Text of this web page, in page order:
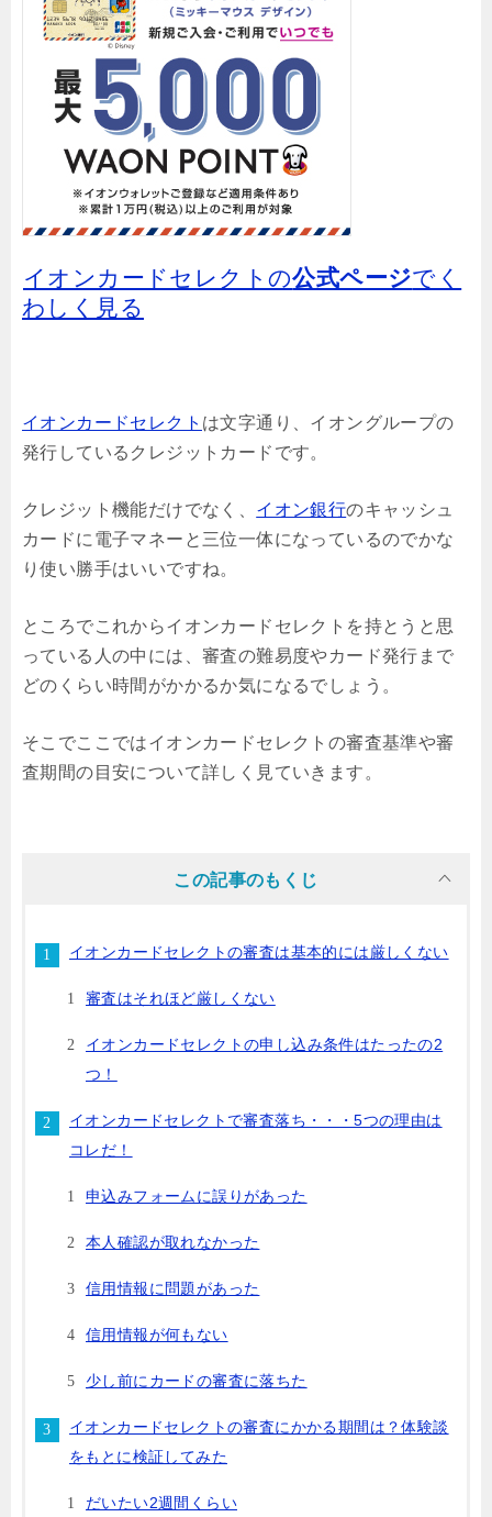
イオンカードセレクトの公式ページでく
わしく見る
イオンカードセレクト は文字通り、イオングループの
発行しているクレジットカードです。
クレジット機能だけでなく、 イオン銀行のキャッシュ
カードに電子マネーと三位一体になっているのでかな
り使い勝手はいいですね。
ところでこれからイオンカードセレクトを持とうと思
っている人の中には、審査の難易度やカード発行まで
どのくらい時間がかかるか気になるでしょう。
そこでここではイオンカードセレクトの審査基準や審
査期間の目安について詳しく見ていきます。
この記事のもくじ
イオンカードセレクトの審査は基本的には厳しくない
審査はそれほど厳しくない
イオンカードセレクトの申し込み条件はたったの2
つ！
イオンカードセレクトで審査落ち・・・5つの理由は
コレだ！
申込みフォームに誤りがあった
本人確認が取れなかった
信用情報に問題があった
信用情報が何もない
少し前にカードの審査に落ちた
イオンカードセレクトの審査にかかる期間は？体験談
をもとに検証してみた
だいたい2週間くらい